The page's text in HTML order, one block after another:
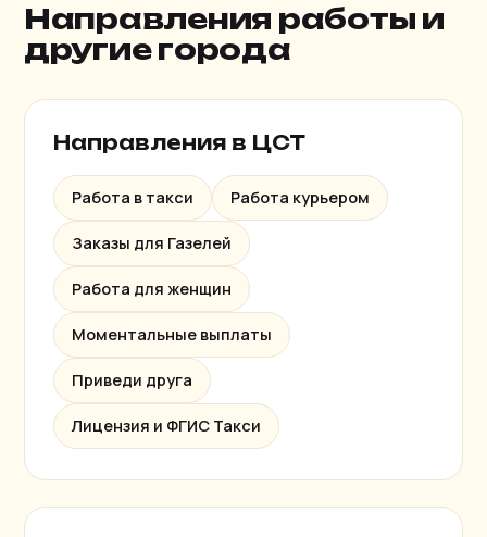
Направления работы и
другие города
Направления в ЦСТ
Работа в такси Работа курьером
Заказы для Газелей
Работа для женщин
Моментальные выплаты
Приведи друга
Лицензия и ФГИС Такси